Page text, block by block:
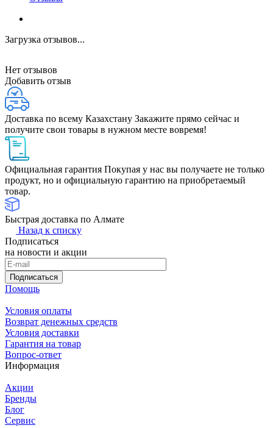
Загрузка отзывов...
Нет отзывов
Добавить отзыв
Доставка по всему Казахстану Закажите прямо сейчас и
получите свои товары в нужном месте вовремя!
Официальная гарантия Покупая у нас вы получаете не только
продукт, но и официальную гарантию на приобретаемый
товар.
Быстрая доставка по Алмате
Назад к списку
Подписаться
на новости и акции
Подписаться
Помощь
Условия оплаты
Возврат денежных средств
Условия доставки
Гарантия на товар
Вопрос-ответ
Информация
Акции
Бренды
Блог
Сервис